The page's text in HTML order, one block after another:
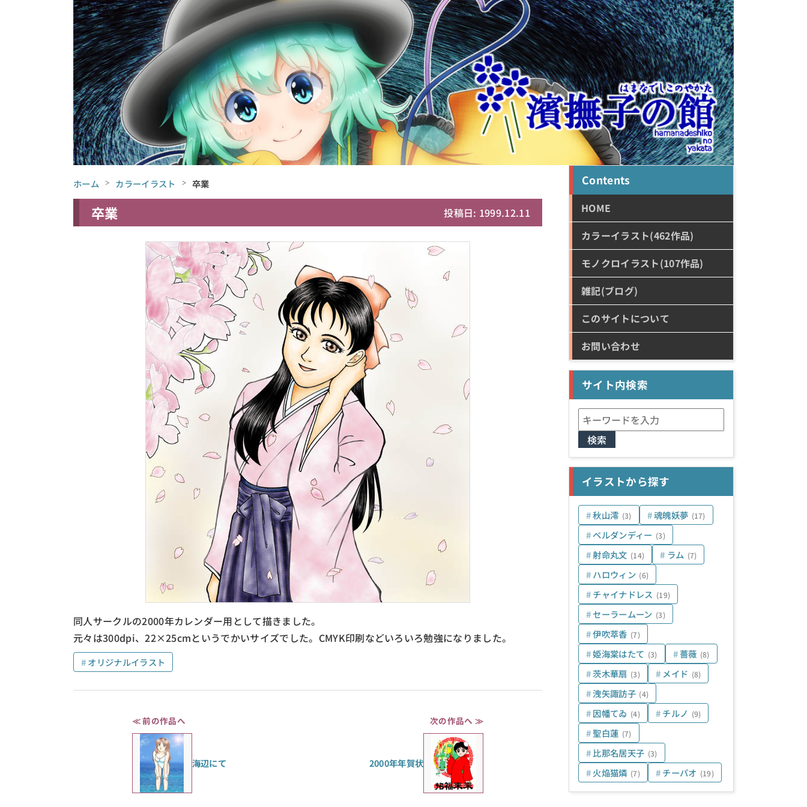
ホーム カラーイラスト 卒業
卒業 投稿日: 1999.12.11
同人サークルの2000年カレンダー用として描きました。
元々は300dpi、22×25cmというでかいサイズでした。CMYK印刷などいろいろ勉強になりました。
オリジナルイラスト
≪ 前の作品へ
海辺にて
次の作品へ ≫
2000年年賀状
Contents
HOME
カラーイラスト(462作品)
モノクロイラスト(107作品)
雑記(ブログ)
このサイトについて
お問い合わせ
サイト内検索
検
索:
イラストから探す
秋山澪 (3) 魂魄妖夢 (17)
ベルダンディー (3)
射命丸文 (14) ラム (7)
ハロウィン (6)
チャイナドレス (19)
セーラームーン (3)
伊吹萃香 (7)
姫海棠はたて (3) 薔薇 (8)
茨木華扇 (3) メイド (8)
洩矢諏訪子 (4)
因幡てゐ (4) チルノ (9)
聖白蓮 (7)
比那名居天子 (3)
火焔猫燐 (7) チーパオ (19)